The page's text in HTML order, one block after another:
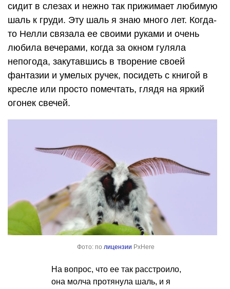
сидит в слезах и нежно так прижимает любимую
шаль к груди. Эту шаль я знаю много лет. Когда-
то Нелли связала ее своими руками и очень
любила вечерами, когда за окном гуляла
непогода, закутавшись в творение своей
фантазии и умелых ручек, посидеть с книгой в
кресле или просто помечтать, глядя на яркий
огонек свечей.
Фото: по лицензии PxHere
На вопрос, что ее так расстроило,
она молча протянула шаль, и я